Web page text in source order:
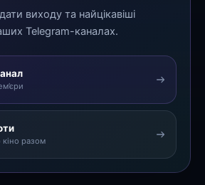
виходу та найцікавіші
Telegram-каналах.
разом